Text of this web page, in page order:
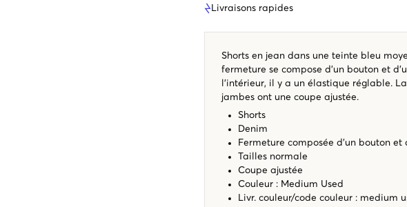
Livraisons rapides
Shorts en jean dans une teinte bleu
fermeture se compose d’un bouton et
l’intérieur, il y a un élastique réglable.
jambes ont une coupe ajustée.
Shorts
Denim
Fermeture composée d’un bouton
Tailles normale
Coupe ajustée
Couleur : Medium Used
Livr. couleur/code couleur : medium